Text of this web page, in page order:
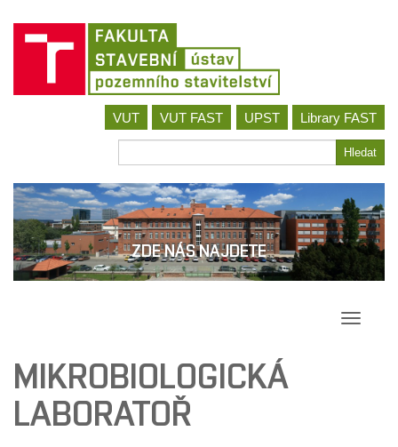
VUT VUT FAST UPST
Library FAST
Hledat
ZDE NÁS NAJDETE
MIKROBIOLOGICKÁ
LABORATOŘ